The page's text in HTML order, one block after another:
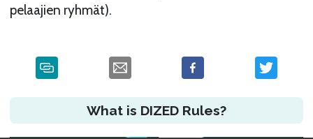
pelaajien ryhmät).
What is DIZED Rules?